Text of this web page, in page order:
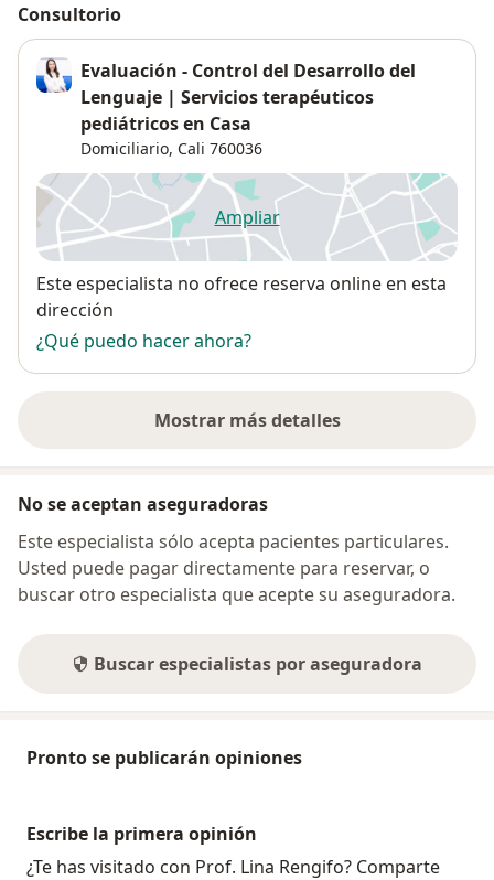
Consultorio
Evaluación - Control del Desarrollo del
Lenguaje | Servicios terapéuticos
pediátricos en Casa
Domiciliario, Cali 760036
Ampliarse abre en una nueva
Disponibilidad
Este especialista no ofrece reserva online en esta
dirección
¿Qué puedo hacer ahora?
Mostrar más detalles
sobre la dirección
No se aceptan aseguradoras
Este especialista sólo acepta pacientes particulares.
Usted puede pagar directamente para reservar, o
buscar otro especialista que acepte su aseguradora.
Buscar especialistas por aseguradora
Pronto se publicarán opiniones
Escribe la primera opinión
¿Te has visitado con Prof. Lina Rengifo? Comparte